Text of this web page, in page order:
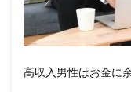
高収入男性はお金に